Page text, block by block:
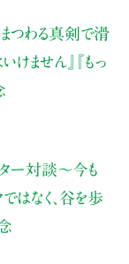
まつわる真剣で滑
けません』『もっ
ー対談～今も
ではなく、谷を歩